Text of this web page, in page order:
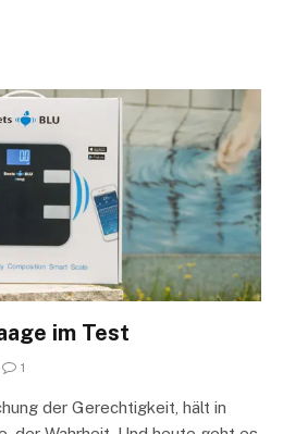
im Test
1
der Gerechtigkeit, hält in